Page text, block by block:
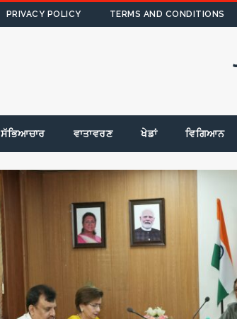
PRIVACY POLICY TERMS AND CONDITIONS
ਸੱਭਿਆਚਾਰ ਵਾਤਾਵਰਣ ਖੇਡਾਂ ਵਿਗਿਆਨ